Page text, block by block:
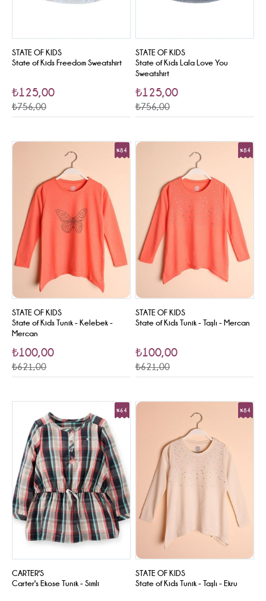
STATE OF KIDS
State of Kids Freedom Sweatshirt
₺125,00
₺756,00
STATE OF KIDS
State of Kids Lala Love You
Sweatshirt
₺125,00
₺756,00
STATE OF KIDS
State of Kids Tunik - Kelebek -
Mercan
₺100,00
₺621,00
%84
STATE OF KIDS
State of Kids Tunik - Taşlı - Mercan
₺100,00
₺621,00
%84
CARTER'S
Carter's Ekose Tunik - Simli
%64
STATE OF KIDS
State of Kids Tunik - Taşlı - Ekru
%84